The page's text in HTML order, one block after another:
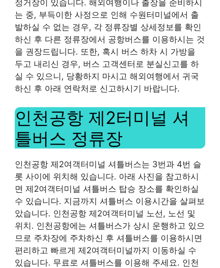
정거장이 있습니다. 해외여행이나 출장을 준비하시
는 중, 부득이한 사정으로 인해 수원터미널에서 출
발하실 수 없는 경우, 각 정류장별 상세정보를 확인
하신 후 다른 정류장에서 공항버스를 이용하시는 것
을 권장드립니다. 또한, 혹시 버스 하차 시 가방을
두고 내리신 경우, 버스 고객센터로 분실신고를 하
실 수 있으니, 당황하지 마시고 해외여행에서 귀국
하신 후 아래 연락처로 신고하시기 바랍니다.
인천공항 제2터미널 셔
틀버스 정류장
인천공항 제2여객터미널 셔틀버스는 3번과 4번 슬
롯 사이에 위치해 있습니다. 아래 사진을 참고하시
면 제2여객터미널 셔틀버스 탑승 장소를 확인하실
수 있습니다. 지금까지 셔틀버스 이용시간을 살펴보
았습니다. 인천공항 제2여객터미널 노선, 노선 및
위치. 인천공항에는 셔틀버스가 상시 운행하고 있으
므로 주차장에 주차하신 후 셔틀버스를 이용하시면
편리하고 빠르게 제2여객터미널까지 이동하실 수
있습니다. 무료로 셔틀버스를 이용해 주세요. 인천